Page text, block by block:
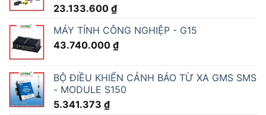
23.133.600 ₫
MÁY TÍNH CÔNG NGHIỆP - G15
43.740.000 ₫
BỘ ĐIỀU KHIỂN CẢNH BÁO TỪ XA GMS SMS
- MODULE S150
5.341.373 ₫